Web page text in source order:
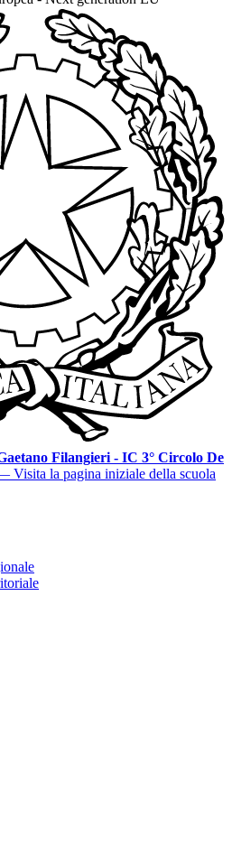
Filangieri - IC 3° Circolo De
Visita la pagina iniziale della scuola